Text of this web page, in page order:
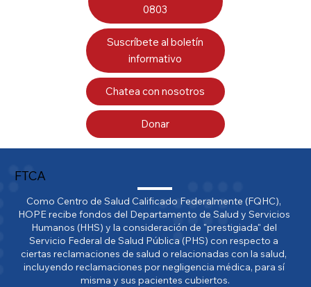
0803
Suscríbete al boletín
informativo
Chatea con nosotros
Donar
FTCA
Como Centro de Salud Calificado Federalmente (FQHC),
HOPE recibe fondos del Departamento de Salud y Servicios
Humanos (HHS) y la consideración de "prestigiada" del
Servicio Federal de Salud Pública (PHS) con respecto a
ciertas reclamaciones de salud o relacionadas con la salud,
incluyendo reclamaciones por negligencia médica, para sí
misma y sus pacientes cubiertos.